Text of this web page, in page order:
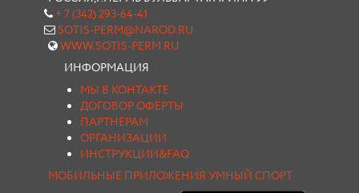
+ 7 (342) 293-64-41
SOTIS-PERM@NAROD.RU
WWW.SOTIS-PERM.RU
ИНФОРМАЦИЯ
МЫ В КОНТАКТЕ
ДОГОВОР ОФЕРТЫ
ПАРТНЕРАМ
ОРГАНИЗАЦИИ
ИНСТРУКЦИИ&FAQ
МОБИЛЬНЫЕ ПРИЛОЖЕНИЯ УМНЫЙ СПОРТ